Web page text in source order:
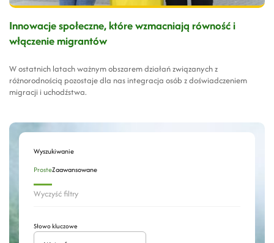
Innowacje społeczne, które wzmacniają równość i
włączenie migrantów
W ostatnich latach ważnym obszarem działań związanych z
różnorodnością pozostaje dla nas integracja osób z doświadczeniem
migracji i uchodźstwa.
Wyszukiwanie
ProsteZaawansowane
Wyczyść filtry
Słowo kluczowe